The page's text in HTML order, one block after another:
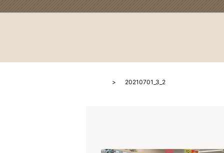
20210701_3_2